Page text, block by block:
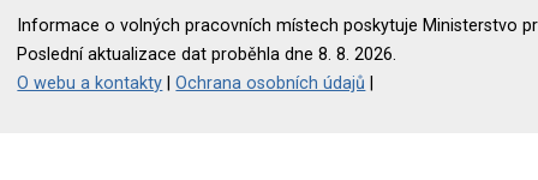
Informace o volných pracovních místech poskytuje Ministerstvo
Poslední aktualizace dat proběhla dne 8. 8. 2026.
O webu a kontakty |Ochrana osobních údajů